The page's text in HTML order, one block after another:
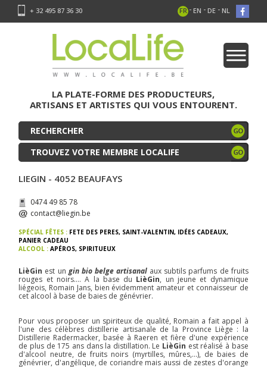
+ 32 495 87 36 30 FR - EN - DE - NL
LA PLATE-FORME DES PRODUCTEURS,
ARTISANS ET ARTISTES QUI VOUS ENTOURENT.
TROUVEZ VOTRE MEMBRE LOCALIFE
LIEGIN - 4052 BEAUFAYS
0474 49 85 78
contact@liegin.be
SPÉCIAL FÊTES : FETE DES PERES, SAINT-VALENTIN, IDÉES CADEAUX,
PANIER CADEAU
ALCOOL :APÉROS, SPIRITUEUX
LièGin est un gin bio belge artisanal aux subtils parfums de fruits
rouges et noirs…. A la base du LièGin, un jeune et dynamique
liégeois, Romain Jans, bien évidemment amateur et connaisseur de
cet alcool à base de baies de génévrier.
Pour vous proposer un spiriteux de qualité, Romain a fait appel à
l'une des célèbres distillerie artisanale de la Province Liège : la
Distillerie Radermacker, basée à Raeren et fière d'une expérience
de plus de 175 ans dans la distillation. Le LièGin est réalisé à base
d'alcool neutre, de fruits noirs (myrtilles, mûres,...), de baies de
génévrier, d'angélique, de coriandre mais aussi de zestes d'orange